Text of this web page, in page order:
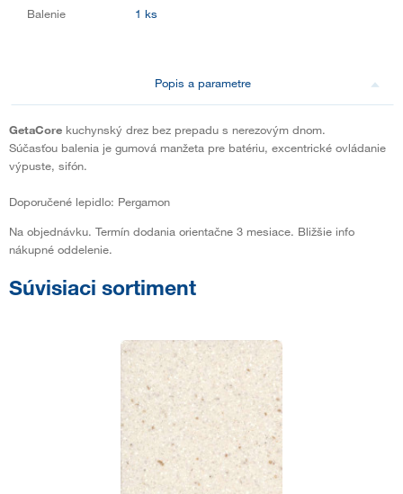
Balenie
1 ks
Popis a parametre
GetaCore kuchynský drez bez prepadu s nerezovým dnom.
Súčasťou balenia je gumová manžeta pre batériu, excentrické ovládanie
výpuste, sifón.
Doporučené lepidlo: Pergamon
Na objednávku. Termín dodania orientačne 3 mesiace. Bližšie info
nákupné oddelenie.
Súvisiaci sortiment